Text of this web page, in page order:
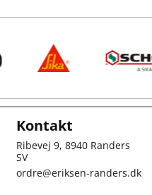
Kontakt
Ribevej 9, 8940 Randers
SV
ordre@eriksen-randers.dk